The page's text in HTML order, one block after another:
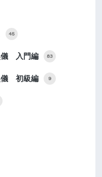
45
儀 入門編 83
儀 初級編 9